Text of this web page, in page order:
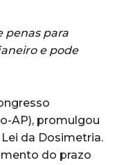
penas para
e pode
AP), promulgou
da Dosimetria.
do prazo